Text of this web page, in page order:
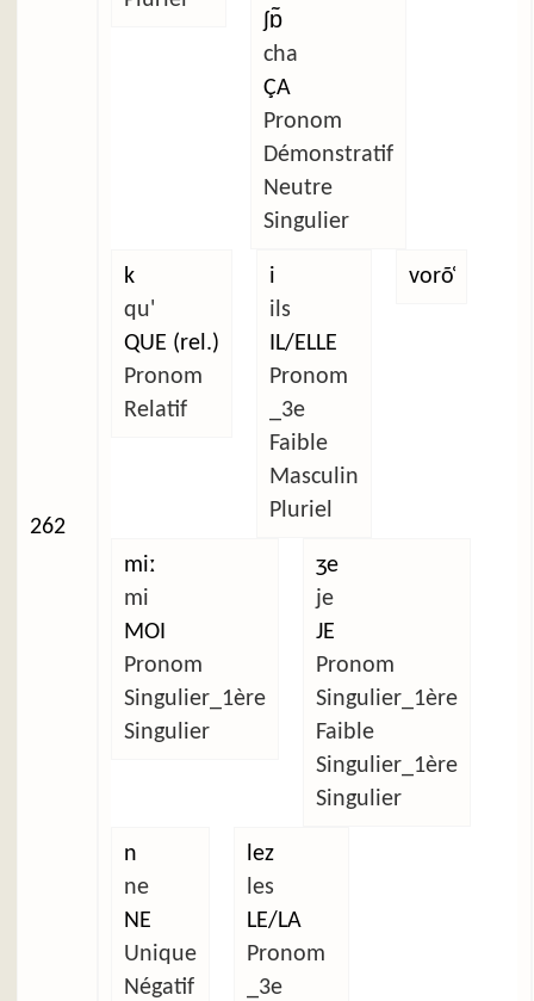
262
ʃɒ̃
cha
ÇA
Pronom
Démonstratif
Neutre
Singulier
k
qu'
QUE (rel.)
Pronom
Relatif
i
ils
IL/ELLE
Pronom
_3e
Faible
Masculin
Pluriel
vorõ̜
miː
mi
MOI
Pronom
Singulier_1ère
Singulier
ʒe
je
JE
Pronom
Singulier_1ère
Faible
Singulier_1ère
Singulier
n
ne
NE
Unique
Négatif
lez
les
LE/LA
Pronom
_3e